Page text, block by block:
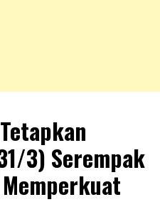
3) Serempak